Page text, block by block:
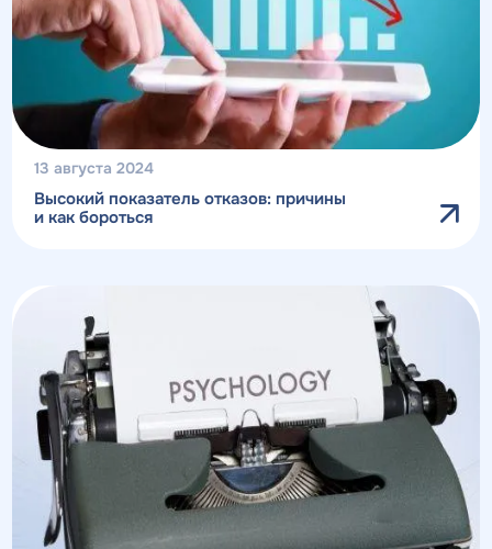
13 августа 2024
Высокий показатель отказов: причины
и как бороться